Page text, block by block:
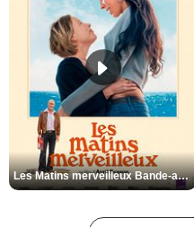
Les Matins merveilleux Bande-annonce VF